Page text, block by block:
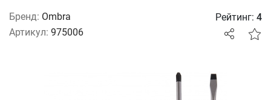
Бренд: Ombra
Артикул: 975006
Рейтинг: 4